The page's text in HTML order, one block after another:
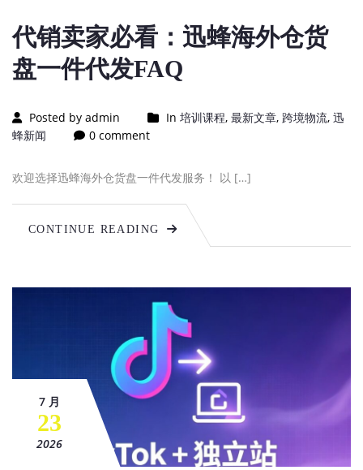
代销卖家必看：迅蜂海外仓货
盘一件代发FAQ
Posted by admin In 培训课程, 最新文章, 跨境物流, 迅
蜂新闻
0 comment
欢迎选择迅蜂海外仓货盘一件代发服务！ 以 […]
CONTINUE READING
7 月
23
2026